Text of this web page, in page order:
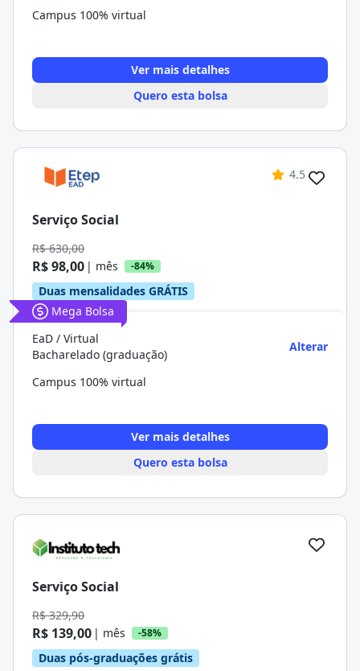
Campus 100% virtual
Ver mais detalhes
Quero esta bolsa
4.5
Serviço Social
R$ 630,00
R$ 98,00 | mês -84%
Duas mensalidades GRÁTIS
Mega Bolsa
EaD / Virtual
Bacharelado (graduação)
Alterar
Campus 100% virtual
Ver mais detalhes
Quero esta bolsa
Serviço Social
R$ 329,90
R$ 139,00 | mês -58%
Duas pós-graduações grátis